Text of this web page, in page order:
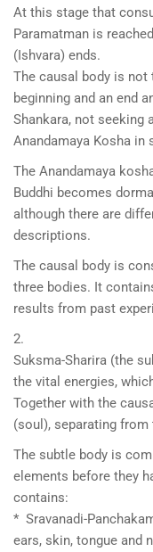
At this stage that
Paramatman is
(Ishvara) ends.
The causal body is not
beginning and an end
Shankara, not seeking
Anandamaya Kosha in
The Anandamaya
Buddhi becomes
although there are
descriptions.
The causal body is
three bodies. It
results from past
2.
Suksma-Sharira (the
the vital energies,
Together with the
(soul), separating from
The subtle body is
elements before they
contains:
* Sravanadi-
ears, skin, tongue and